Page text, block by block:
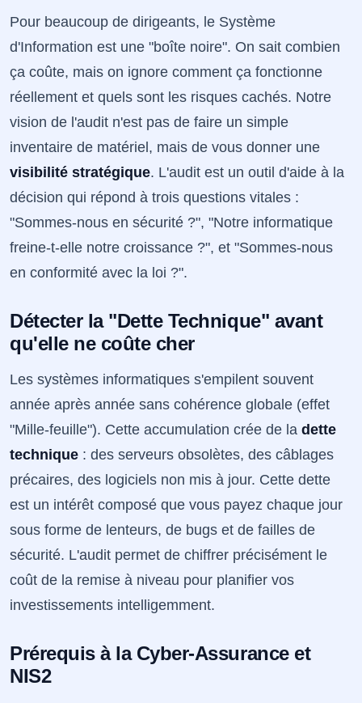
Pour beaucoup de dirigeants, le Système
d'Information est une "boîte noire". On sait combien
ça coûte, mais on ignore comment ça fonctionne
réellement et quels sont les risques cachés. Notre
vision de l'audit n'est pas de faire un simple
inventaire de matériel, mais de vous donner une
visibilité stratégique. L'audit est un outil d'aide à la
décision qui répond à trois questions vitales :
"Sommes-nous en sécurité ?", "Notre informatique
freine-t-elle notre croissance ?", et "Sommes-nous
en conformité avec la loi ?".
Détecter la "Dette Technique" avant
qu'elle ne coûte cher
Les systèmes informatiques s'empilent souvent
année après année sans cohérence globale (effet
"Mille-feuille"). Cette accumulation crée de la dette
technique : des serveurs obsolètes, des câblages
précaires, des logiciels non mis à jour. Cette dette
est un intérêt composé que vous payez chaque jour
sous forme de lenteurs, de bugs et de failles de
sécurité. L'audit permet de chiffrer précisément le
coût de la remise à niveau pour planifier vos
investissements intelligemment.
Prérequis à la Cyber-Assurance et
NIS2